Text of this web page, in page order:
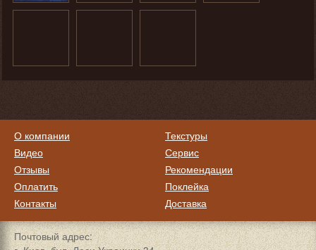
О компании
Видео
Отзывы
Оплатить
Контакты
Текстуры
Сервис
Рекомендации
Поклейка
Доставка
Почтовый адрес: